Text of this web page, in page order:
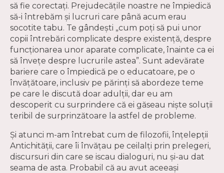
să fie corectaţi. Prejudecăţile noastre ne împiedică
să-i întrebăm şi lucruri care până acum erau
socotite tabu. Te gândeşti „cum poţi să pui unor
copii întrebări complicate despre existenţă, despre
funcţionarea unor aparate complicate, înainte ca ei
să înveţe despre lucrurile astea”. Sunt adevărate
bariere care o împiedică pe o educatoare, pe o
învăţătoare, inclusiv pe părinţi să abordeze teme
pe care le discută doar adulţii, dar eu am
descoperit cu surprindere că ei găseau nişte soluţii
teribil de surprinzătoare la astfel de probleme.
Şi atunci m-am întrebat cum de filozofii, înţelepţii
Antichităţii, care îi învăţau pe ceilalţi prin prelegeri,
discursuri din care se iscau dialoguri, nu şi-au dat
seama de asta. Probabil că au avut aceeaşi